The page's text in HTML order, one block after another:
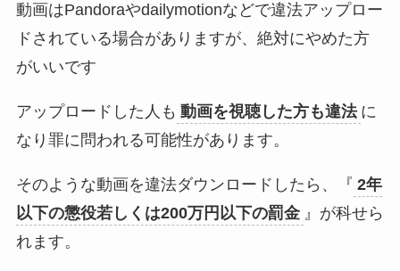
動画はPandoraやdailymotionなどで違法アップロー
ドされている場合がありますが、絶対にやめた方
がいいです
アップロードした人も 動画を視聴した方も違法 に
なり罪に問われる可能性があります。
そのような動画を違法ダウンロードしたら、『 2年
以下の懲役若しくは200万円以下の罰金 』が科せら
れます。